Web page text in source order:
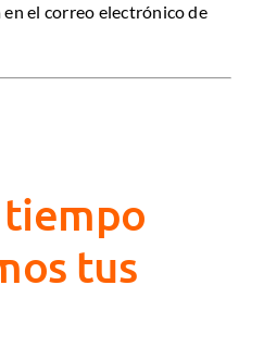
el correo electrónico de
tiempo
tus